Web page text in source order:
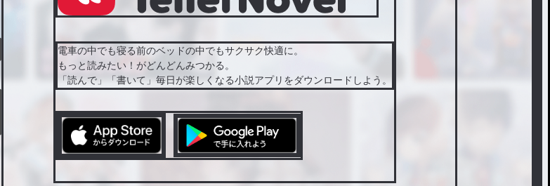
電車の中でも寝る前のベッドの中でもサクサク快適に。
もっと読みたい！がどんどんみつかる。
「読んで」「書いて」毎日が楽しくなる小説アプリをダウンロードしよう。